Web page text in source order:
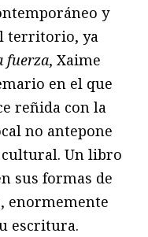
y
territorio, ya
fuerza, Xaime
en el que
reñida con la
no antepone
Un libro
sus formas de
enormemente
escritura.